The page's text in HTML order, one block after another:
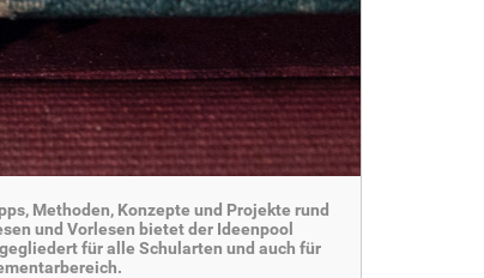
Methoden, Konzepte und Projekte rund
und Vorlesen bietet der Ideenpool
für alle Schularten und auch für